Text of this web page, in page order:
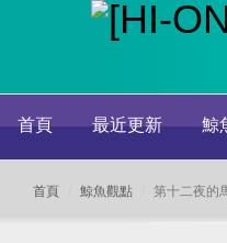
首頁 最近更新 鯨
首頁 鯨魚觀點 第十二夜的